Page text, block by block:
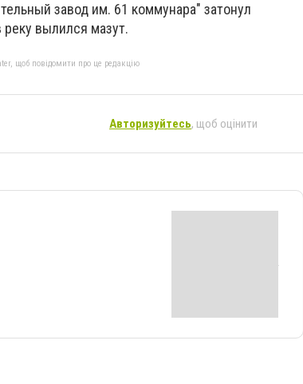
завод им. 61 коммунара" затонул
реку вылился мазут.
щоб повідомити про це редакцію
Авторизуйтесь, щоб оцінити